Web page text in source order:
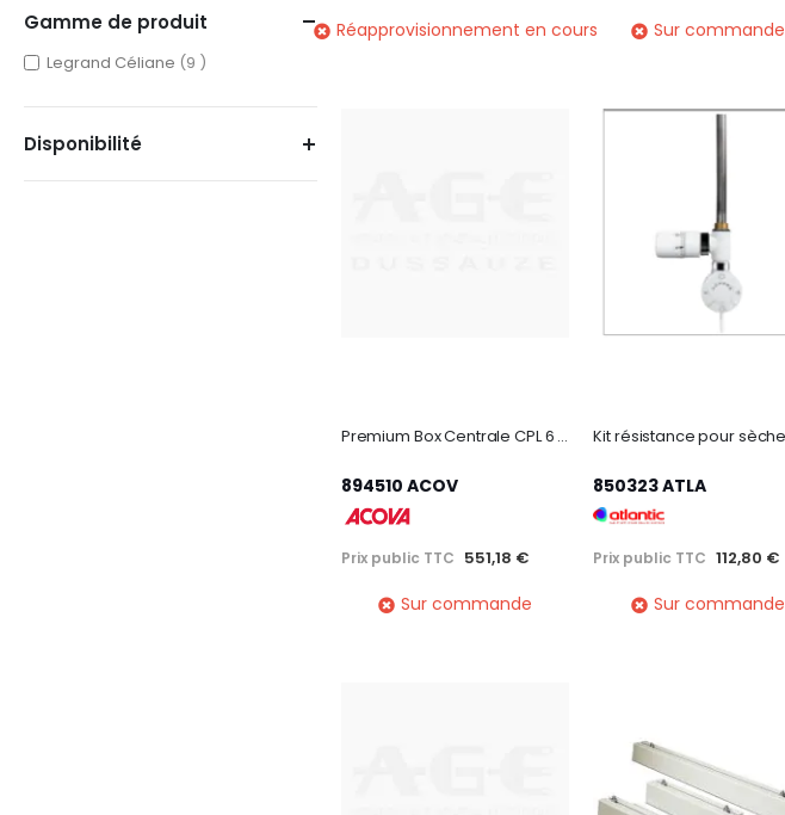
Réapprovisionnement en cours Sur commande
Premium Box Centrale CPL 6 zones
894510 ACOV
Prix public TTC 551,18 €
Sur commande
850323 ATLA
Prix public TTC 112,80 €
Sur commande
Gamme de produit
Legrand Céliane 9 items
Disponibilité